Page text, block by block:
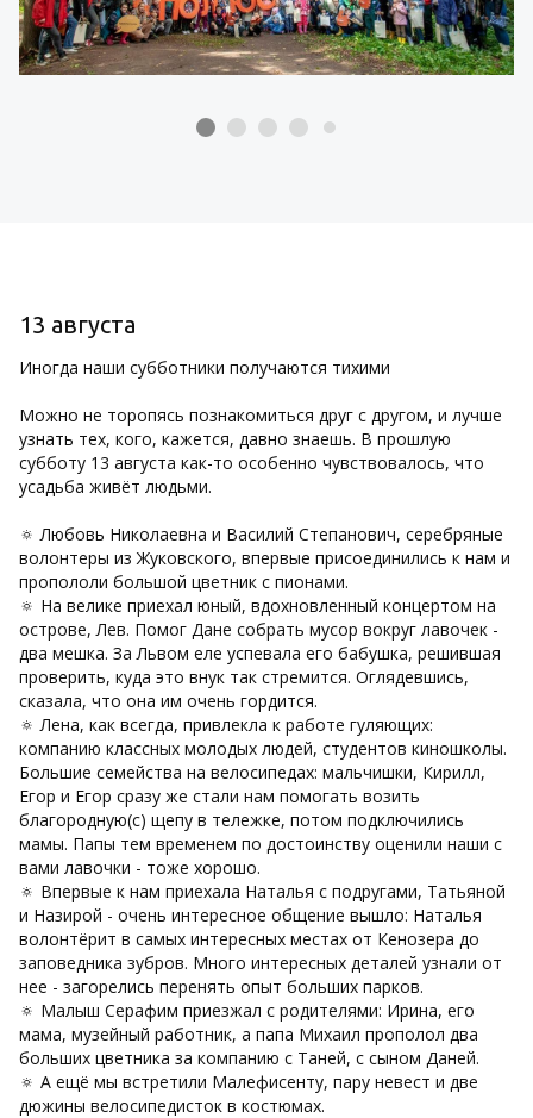
13 августа
Иногда наши субботники получаются тихими
Можно не торопясь познакомиться друг с другом, и лучше
узнать тех, кого, кажется, давно знаешь. В прошлую
субботу 13 августа как-то особенно чувствовалось, что
усадьба живёт людьми.
🔅 Любовь Николаевна и Василий Степанович, серебряные
волонтеры из Жуковского, впервые присоединились к нам и
пропололи большой цветник с пионами.
🔅 На велике приехал юный, вдохновленный концертом на
острове, Лев. Помог Дане собрать мусор вокруг лавочек -
два мешка. За Львом еле успевала его бабушка, решившая
проверить, куда это внук так стремится. Оглядевшись,
сказала, что она им очень гордится.
🔅 Лена, как всегда, привлекла к работе гуляющих:
компанию классных молодых людей, студентов киношколы.
Большие семейства на велосипедах: мальчишки, Кирилл,
Егор и Егор сразу же стали нам помогать возить
благородную(c) щепу в тележке, потом подключились
мамы. Папы тем временем по достоинству оценили наши с
вами лавочки - тоже хорошо.
🔅 Впервые к нам приехала Наталья с подругами, Татьяной
и Назирой - очень интересное общение вышло: Наталья
волонтёрит в самых интересных местах от Кенозера до
заповедника зубров. Много интересных деталей узнали от
нее - загорелись перенять опыт больших парков.
🔅 Малыш Серафим приезжал с родителями: Ирина, его
мама, музейный работник, а папа Михаил прополол два
больших цветника за компанию с Таней, с сыном Даней.
🔅 А ещё мы встретили Малефисенту, пару невест и две
дюжины велосипедисток в костюмах.